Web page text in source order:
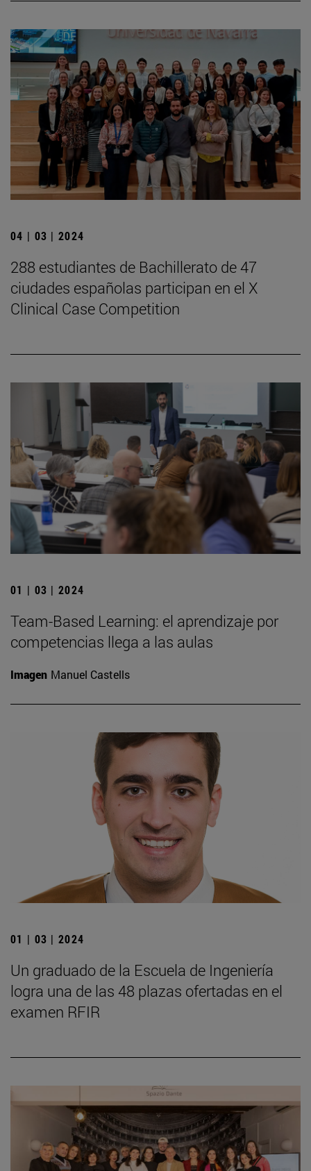
04 | 03 | 2024
288 estudiantes de Bachillerato de 47
ciudades españolas participan en el X
Clinical Case Competition
01 | 03 | 2024
Team-Based Learning: el aprendizaje por
competencias llega a las aulas
Imagen Manuel Castells
01 | 03 | 2024
Un graduado de la Escuela de Ingeniería
logra una de las 48 plazas ofertadas en el
examen RFIR